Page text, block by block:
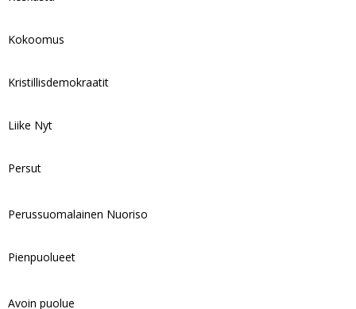
Kokoomus
Kristillisdemokraatit
Liike Nyt
Persut
Perussuomalainen Nuoriso
Pienpuolueet
Avoin puolue